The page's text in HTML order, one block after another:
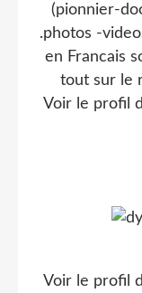
(pionnier-
.photos -
en Francais
tout sur le
Voir le profil
Voir le profil